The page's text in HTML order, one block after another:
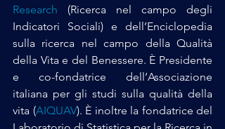
Research (Ricerca nel campo degli
Indicatori Sociali) e dell’Enciclopedia
sulla ricerca nel campo della Qualità
della Vita e del Benessere. È Presidente
e co-fondatrice dell’Associazione
italiana per gli studi sulla qualità della
vita (AIQUAV). È inoltre la fondatrice del